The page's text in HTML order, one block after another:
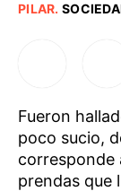
PILAR.
Fueron
poco sucio,
corresponde
prendas que